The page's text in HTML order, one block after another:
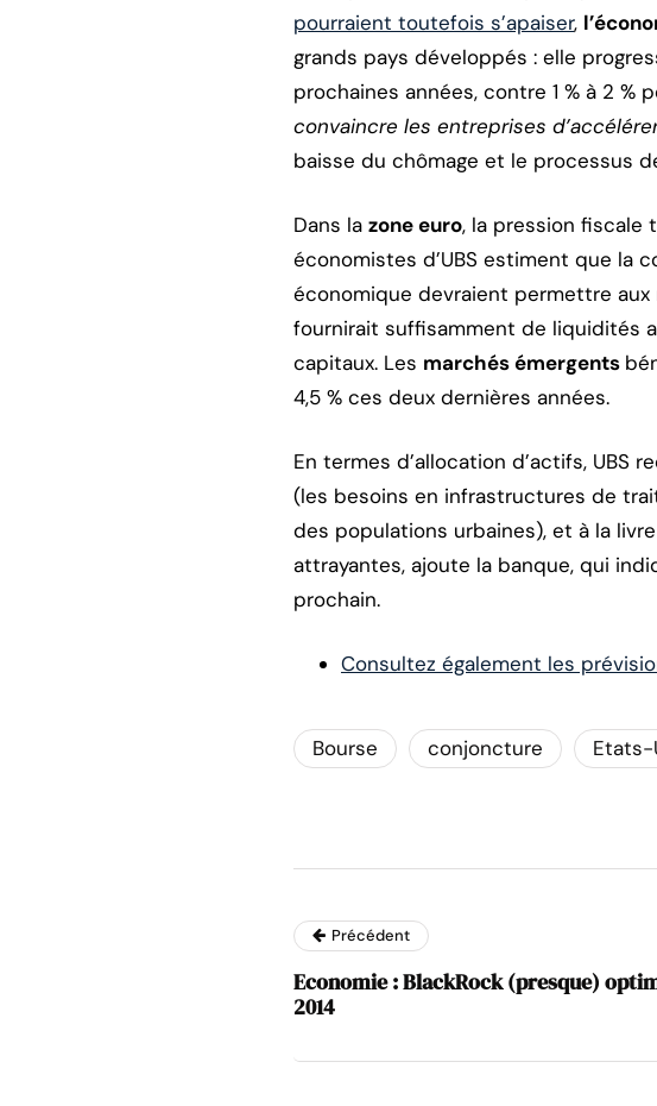
pourraient toutefois s’apaiser,
grands pays développés : elle
prochaines années, contre 1 % à 2 %
convaincre les entreprises
baisse du chômage et le processus
Dans la zone euro, la pression fiscale
économistes d’UBS estiment que la
économique devraient permettre aux
fournirait suffisamment de liquidités
capitaux. Les marchés émergents
4,5 % ces deux dernières années.
En termes d’allocation d’actifs, UBS
(les besoins en infrastructures de
des populations urbaines), et à la
attrayantes, ajoute la banque, qui
prochain.
Consultez également les
Bourse conjoncture Etats-
Précédent
Economie : BlackRock (presque)
2014